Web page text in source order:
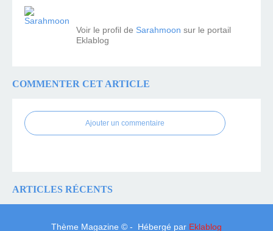
Voir le profil de Sarahmoon sur le portail
Eklablog
COMMENTER CET ARTICLE
Ajouter un commentaire
ARTICLES RÉCENTS
Thème Magazine © - Hébergé par Eklablog